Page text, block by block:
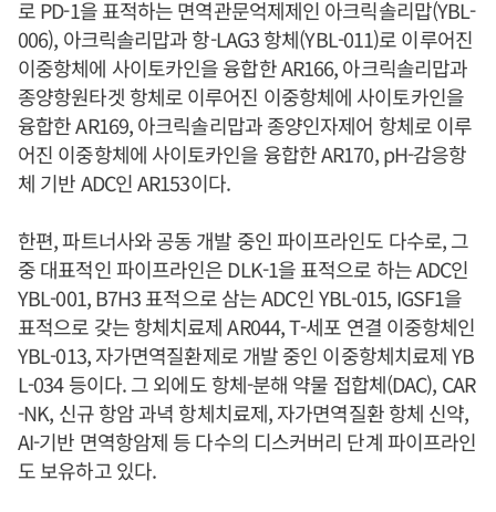
로 PD-1을 표적하는 면역관문억제제인 아크릭솔리맙(YBL-
006), 아크릭솔리맙과 항-LAG3 항체(YBL-011)로 이루어진
이중항체에 사이토카인을 융합한 AR166, 아크릭솔리맙과
종양항원타겟 항체로 이루어진 이중항체에 사이토카인을
융합한 AR169, 아크릭솔리맙과 종양인자제어 항체로 이루
어진 이중항체에 사이토카인을 융합한 AR170, pH-감응항
체 기반 ADC인 AR153이다.
한편, 파트너사와 공동 개발 중인 파이프라인도 다수로, 그
중 대표적인 파이프라인은 DLK-1을 표적으로 하는 ADC인
YBL-001, B7H3 표적으로 삼는 ADC인 YBL-015, IGSF1을
표적으로 갖는 항체치료제 AR044, T-세포 연결 이중항체인
YBL-013, 자가면역질환제로 개발 중인 이중항체치료제 YB
L-034 등이다. 그 외에도 항체-분해 약물 접합체(DAC), CAR
-NK, 신규 항암 과녁 항체치료제, 자가면역질환 항체 신약,
AI-기반 면역항암제 등 다수의 디스커버리 단계 파이프라인
도 보유하고 있다.